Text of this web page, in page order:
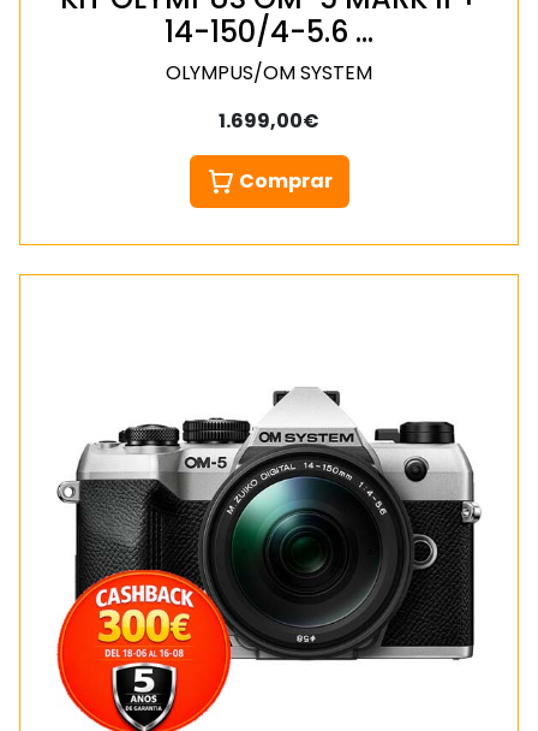
14-150/4-5.6 …
OLYMPUS/OM SYSTEM
1.699,00€
Comprar